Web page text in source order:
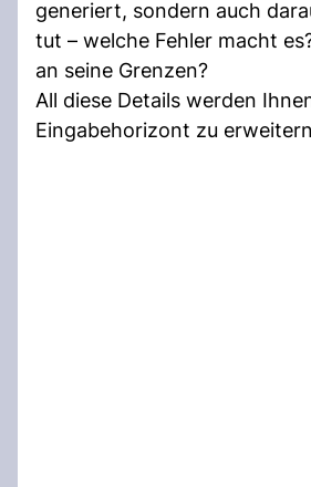
generiert, sondern auch
tut – welche Fehler macht
an seine Grenzen?
All diese Details werden
Eingabehorizont zu